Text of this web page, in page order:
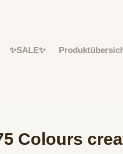
✨SALE✨
Colours